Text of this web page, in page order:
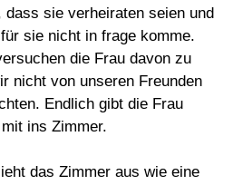
dass sie verheiraten seien und
sie nicht in frage komme.
die Frau davon zu
nicht von unseren Freunden
Endlich gibt die Frau
ins Zimmer.
das Zimmer aus wie eine